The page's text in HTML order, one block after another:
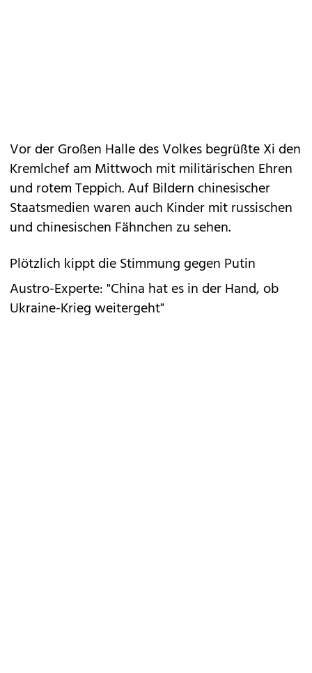
Vor der Großen Halle des Volkes begrüßte Xi den
Kremlchef am Mittwoch mit militärischen Ehren
und rotem Teppich. Auf Bildern chinesischer
Staatsmedien waren auch Kinder mit russischen
und chinesischen Fähnchen zu sehen.
Plötzlich kippt die Stimmung gegen Putin
Austro-Experte: "China hat es in der Hand, ob
Ukraine-Krieg weitergeht"